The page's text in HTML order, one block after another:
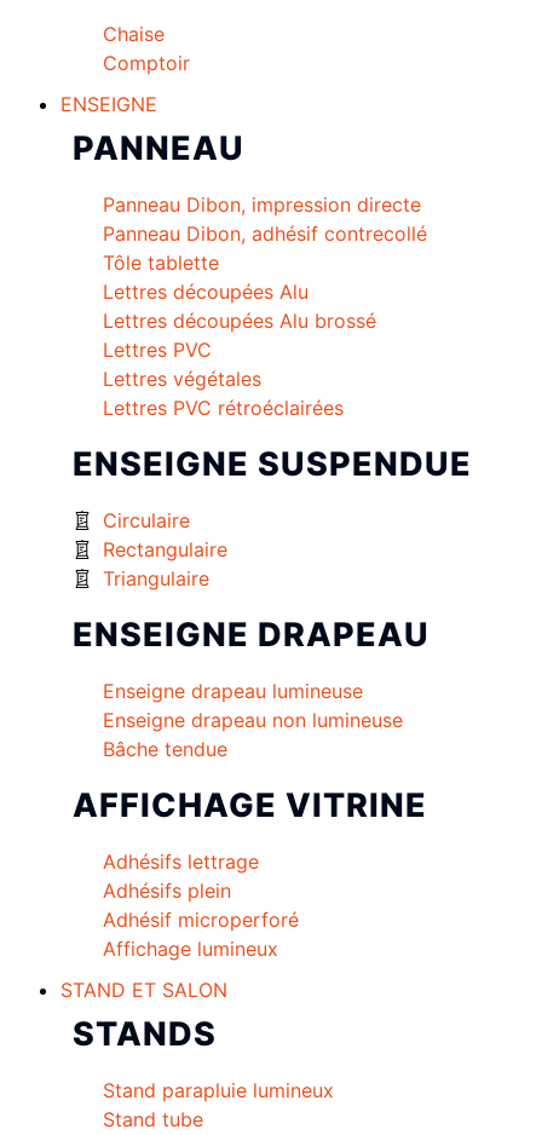
Chaise
Comptoir
ENSEIGNE
PANNEAU
Panneau Dibon, impression directe
Panneau Dibon, adhésif contrecollé
Tôle tablette
Lettres découpées Alu
Lettres découpées Alu brossé
Lettres PVC
Lettres végétales
Lettres PVC rétroéclairées
ENSEIGNE SUSPENDUE
Circulaire
Rectangulaire
Triangulaire
ENSEIGNE DRAPEAU
Enseigne drapeau lumineuse
Enseigne drapeau non lumineuse
Bâche tendue
AFFICHAGE VITRINE
Adhésifs lettrage
Adhésifs plein
Adhésif microperforé
Affichage lumineux
STAND ET SALON
STANDS
Stand parapluie lumineux
Stand tube